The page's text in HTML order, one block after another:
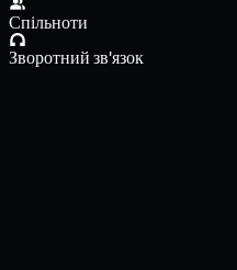
Спільноти
Зворотний зв'язок